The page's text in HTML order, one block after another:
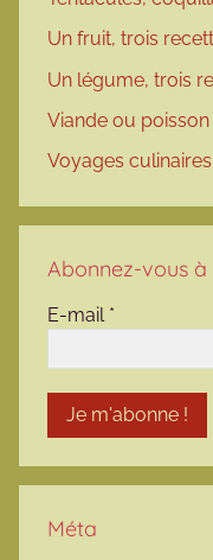
Un fruit, trois
Un légume, trois
Viande ou
Voyages culinaires
Abonnez-vous
E-mail *
Méta